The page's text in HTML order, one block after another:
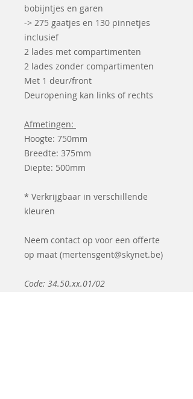
bobijntjes en garen
-> 275 gaatjes en 130 pinnetjes
inclusief
2 lades met compartimenten
2 lades zonder compartimenten
Met 1 deur/front
Deuropening kan links of rechts
Afmetingen:
Hoogte: 750mm
Breedte: 375mm
Diepte: 500mm
* Verkrijgbaar in verschillende
kleuren
Neem contact op voor een offerte
op maat (mertensgent@skynet.be)
Code: 34.50.xx.01/02